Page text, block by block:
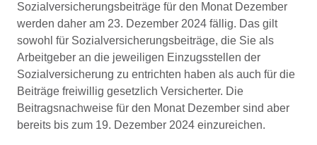
Sozialversicherungsbeiträge für den Monat Dezember
werden daher am 23. Dezember 2024 fällig. Das gilt
sowohl für Sozialversicherungsbeiträge, die Sie als
Arbeitgeber an die jeweiligen Einzugsstellen der
Sozialversicherung zu entrichten haben als auch für die
Beiträge freiwillig gesetzlich Versicherter. Die
Beitragsnachweise für den Monat Dezember sind aber
bereits bis zum 19. Dezember 2024 einzureichen.